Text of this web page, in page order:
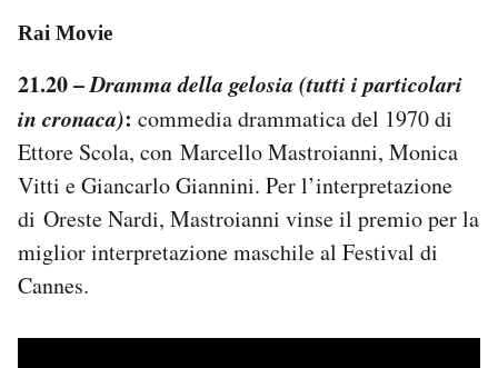
Rai Movie
21.20 –Dramma della gelosia (tutti i particolari
in cronaca): commedia drammatica del 1970 di
Ettore Scola, con Marcello Mastroianni, Monica
Vitti e Giancarlo Giannini. Per l’interpretazione
di Oreste Nardi, Mastroianni vinse il premio per la
miglior interpretazione maschile al Festival di
Cannes.